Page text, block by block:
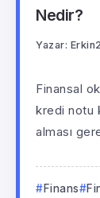
Nedir?
Yazar: Erkin
Finansal
kredi notu
alması
Finans